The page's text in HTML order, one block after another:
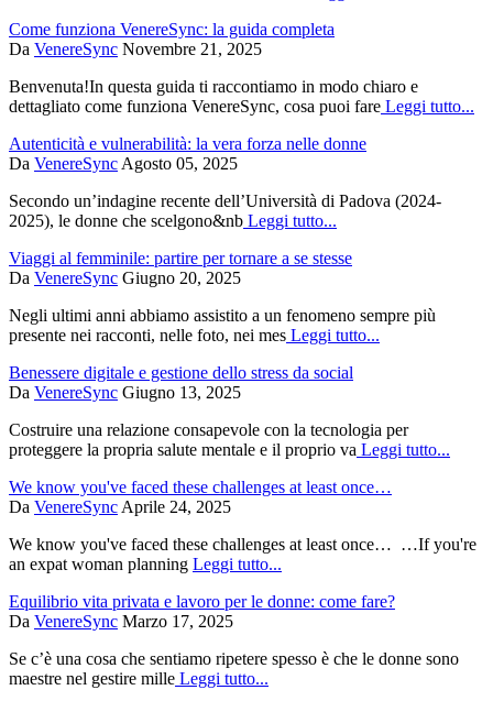
Come funziona VenereSync: la guida completa
Da VenereSync Novembre 21, 2025
Benvenuta!In questa guida ti raccontiamo in modo chiaro e
dettagliato come funziona VenereSync, cosa puoi fare Leggi tutto...
Autenticità e vulnerabilità: la vera forza nelle donne
Da VenereSync Agosto 05, 2025
Secondo un’indagine recente dell’Università di Padova (2024-
2025), le donne che scelgono&nb Leggi tutto...
Viaggi al femminile: partire per tornare a se stesse
Da VenereSync Giugno 20, 2025
Negli ultimi anni abbiamo assistito a un fenomeno sempre più
presente nei racconti, nelle foto, nei mes Leggi tutto...
Benessere digitale e gestione dello stress da social
Da VenereSync Giugno 13, 2025
Costruire una relazione consapevole con la tecnologia per
proteggere la propria salute mentale e il proprio va Leggi tutto...
We know you've faced these challenges at least once…
Da VenereSync Aprile 24, 2025
We know you've faced these challenges at least once… …If you're
an expat woman planning Leggi tutto...
Equilibrio vita privata e lavoro per le donne: come fare?
Da VenereSync Marzo 17, 2025
Se c’è una cosa che sentiamo ripetere spesso è che le donne sono
maestre nel gestire mille Leggi tutto...